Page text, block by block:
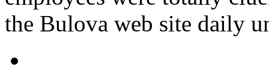
the Bulova web site daily